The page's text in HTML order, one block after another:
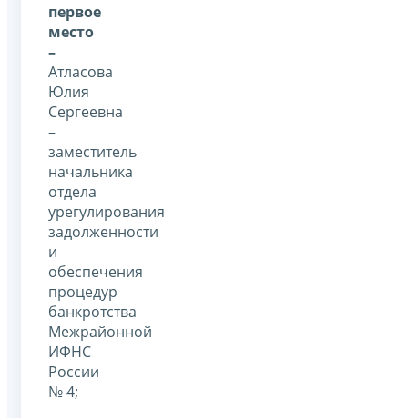
первое
место
–
Атласова
Юлия
Сергеевна
–
заместитель
начальника
отдела
урегулирования
задолженности
и
обеспечения
процедур
банкротства
Межрайонной
ИФНС
России
№ 4;